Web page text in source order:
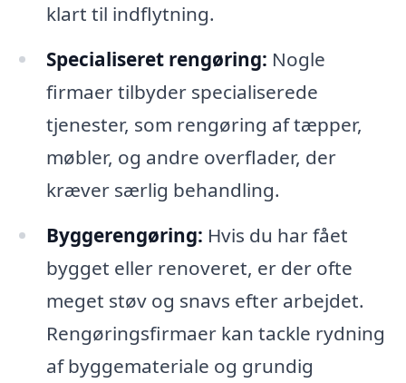
klart til indflytning.
Specialiseret rengøring: Nogle
firmaer tilbyder specialiserede
tjenester, som rengøring af tæpper,
møbler, og andre overflader, der
kræver særlig behandling.
Byggerengøring: Hvis du har fået
bygget eller renoveret, er der ofte
meget støv og snavs efter arbejdet.
Rengøringsfirmaer kan tackle rydning
af byggemateriale og grundig